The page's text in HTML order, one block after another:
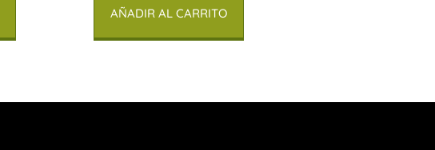
AÑADIR AL CARRITO